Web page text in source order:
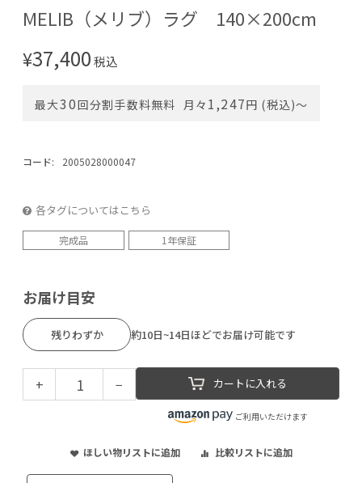
MELIB（メリブ）ラグ 140×200cm
¥37,400税込
最大30回分割手数料無料 月々 1,247円 (税込)〜
コード: 2005028000047
各タグについてはこちら
完成品 1年保証
お届け目安
残りわずか 約10日~14日ほどでお届け可能です
+ − カートに入れる
ご利用いただけます
ほしい物リストに追加 比較リストに追加